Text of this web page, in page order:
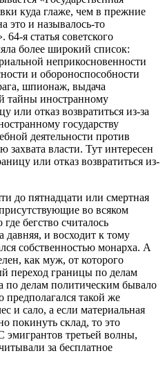
куда глаже, чем в прежние
это и называлось-то
я статья советского
более широкий список:
неприкосновенности
и обороноспособности
шпионаж, выдача
тайны иностранному
или отказ возвратиться из-за
государству
деятельности против
захвата власти. Тут интересен
или отказ возвратиться из-
до пятнадцати или смертная
во всяком
бегство считалось
давняя, и восходит к тому
собственностью монарха. А
как муж, от которого
переход границы по делам
по делам политическим бывало
предполагался такой же
и сало, а если материальная
покинуть склад, то это
эмигрантов третьей волны,
за бесплатное